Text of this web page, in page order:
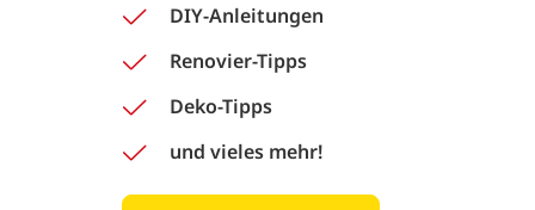
DIY-Anleitungen
Renovier-Tipps
Deko-Tipps
und vieles mehr!